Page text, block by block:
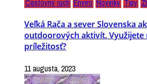
Cestovný ruch Enviro Novinky Tipy
Veľká Rača a sever Slovenska
outdoorových aktivít. Využijete
príležitosť?
11 augusta, 2023